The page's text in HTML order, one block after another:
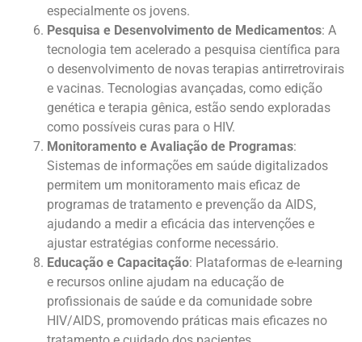
especialmente os jovens.
Pesquisa e Desenvolvimento de Medicamentos: A
tecnologia tem acelerado a pesquisa científica para
o desenvolvimento de novas terapias antirretrovirais
e vacinas. Tecnologias avançadas, como edição
genética e terapia gênica, estão sendo exploradas
como possíveis curas para o HIV.
Monitoramento e Avaliação de Programas:
Sistemas de informações em saúde digitalizados
permitem um monitoramento mais eficaz de
programas de tratamento e prevenção da AIDS,
ajudando a medir a eficácia das intervenções e
ajustar estratégias conforme necessário.
Educação e Capacitação: Plataformas de e-learning
e recursos online ajudam na educação de
profissionais de saúde e da comunidade sobre
HIV/AIDS, promovendo práticas mais eficazes no